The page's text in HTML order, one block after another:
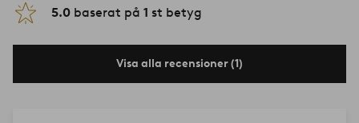
5.0 baserat på 1 st betyg
Visa alla recensioner (1)